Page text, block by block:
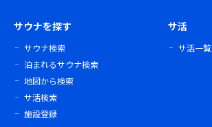
サウナを探す
サウナ検索
泊まれるサウナ検索
地図から検索
サ活検索
施設登録
サ活
サ活一覧